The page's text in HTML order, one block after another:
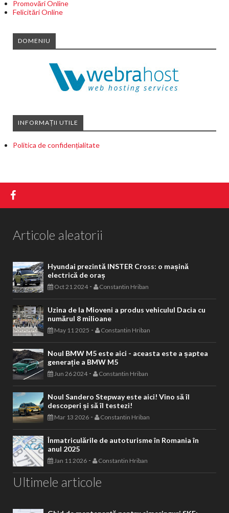
Promovări Online
Felicitări Online
DOMENIU
INFORMAȚII UTILE
Politica de confidențialitate
Articole aleatorii
Hyundai prezintă INSTER Cross: o mașină
electrică de oraș
Oct 21 2024- Constantin Hriban
Uzina de la Mioveni a produs vehiculul Dacia cu
numărul 8 milioane
May 11 2025 - Constantin Hriban
Noul BMW M5 este aici - aceasta este a șaptea
generație a BMW M5
Jun 26 2024- Constantin Hriban
Noul Sandero Stepway este aici! Vino să îl
descoperi și să îl testezi!
Mar 13 2026 - Constantin Hriban
Înmatriculările de autoturisme în Romania în
anul 2025
Jan 11 2026 - Constantin Hriban
Ultimele articole